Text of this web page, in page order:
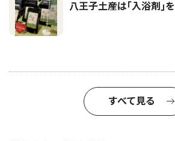
八王子土産は｢入浴剤｣を
すべて見る